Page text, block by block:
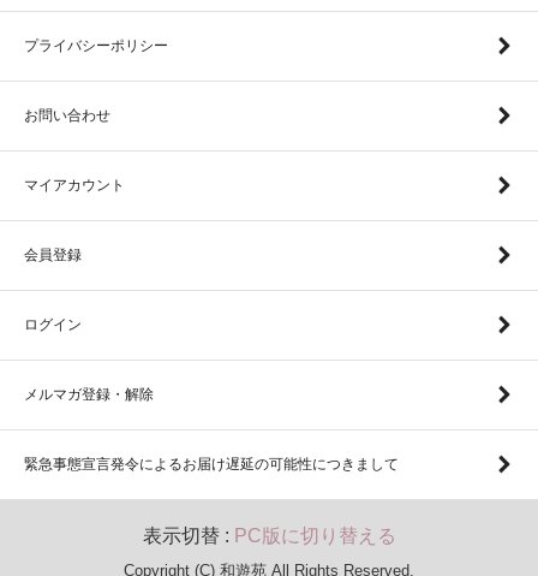
プライバシーポリシー
お問い合わせ
マイアカウント
会員登録
ログイン
メルマガ登録・解除
緊急事態宣言発令によるお届け遅延の可能性につきまして
表示切替 : PC版に切り替える
Copyright (C) 和遊苑 All Rights Reserved.